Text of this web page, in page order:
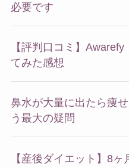
必要です
【評判口コミ】
てみた感想
鼻水が大量に出たら痩
う最大の疑問
【産後ダイエット】8